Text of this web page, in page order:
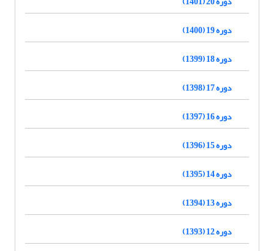
دوره 19 (1400)
دوره 18 (1399)
دوره 17 (1398)
دوره 16 (1397)
دوره 15 (1396)
دوره 14 (1395)
دوره 13 (1394)
دوره 12 (1393)